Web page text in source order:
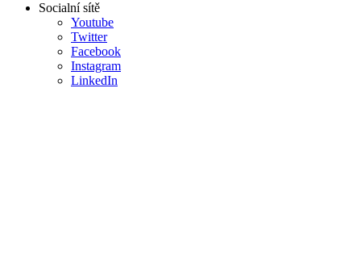
Socialní sítě
Youtube
Twitter
Facebook
Instagram
LinkedIn